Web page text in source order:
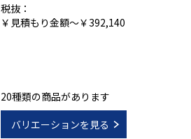
税抜：
￥見積もり金額～￥392,140
20種類の商品があります
バリエーションを見る